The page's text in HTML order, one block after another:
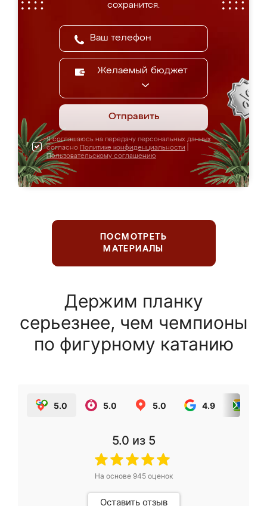
сохранится.
Желаемый бюджет
Отправить
Я соглашаюсь на передачу персональных данных
согласно Политике конфиденциальности
Пользовательскому соглашению
ПОСМОТРЕТЬ
МАТЕРИАЛЫ
Держим планку
серьезнее, чем чемпионы
по фигурному катанию
5.0 5.0 5.0 4.9
5.0 из 5
На основе 945оценок
Оставить отзыв